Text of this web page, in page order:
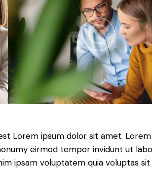
Lorem ipsum dolor sit amet.
eirmod tempor invidunt ut
ipsam voluptatem quia voluptas